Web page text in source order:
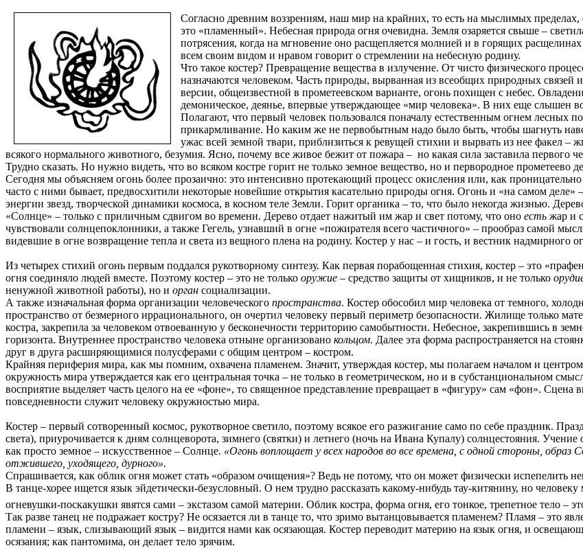
Согласно древним воззрениям, наш мир на крайних, то есть на мыслимых
это «пламенный». Небесная природа огня очевидна. Земля озаряется свыше –
потрясения, когда на мгновение оно расщепляется молнией и в горящих
всем своим видом и нравом говорит о стремлении на небесную родину.
Что такое костер? Превращение вещества в излучение. От чисто физического
назначаются человеком. Часть природы, вырванная из всеобщих природных
версии, общеизвестной в прометеевском варианте, огонь похищен с небес.
демоническое, деянье, впервые утверждающее «мир человека». В них еще слышен
Полагают, что первый человек пользовался поначалу естественным огнем лесных
прикармливание. Но каким же не первобытным надо было быть, чтобы шагнуть
ужас всей земной твари, приблизиться к ревущей стихии и вырвать из нее факел –
всякого нормального животного, безумия. Ясно, почему все живое бежит от пожара – но какая сила заставила первого
Трудно сказать. Но нужно видеть, что во всяком костре горит не только земное вещество, но и первородное прометеево
Сегодня мы объясняем огонь более прозаично: это интенсивно протекающий процесс окисления или, как
часто с ними бывает, предвосхитили некоторые новейшие открытия касательно природы огня. Огонь и «на самом деле»
энергии звезд, творческой динамики космоса, в косном теле Земли. Горит органика – то, что было некогда жизнью.
«Солнце» – только с приличным сдвигом во времени. Дерево отдает нажитый им жар и свет потому, что оно есть жар и
чувствовали солнцепоклонники, а также Гегель, узнавший в огне «пожирателя всего частичного» – прообраз самой
видевшие в огне возвращение тепла и света из вещного плена на родину. Костер у нас – и гость, и вестник
Из четырех стихий огонь первым поддался рукотворному синтезу. Как первая порабощенная стихия, костер – это
огня соединяло людей вместе. Поэтому костер – это не только оружие – средство защиты от хищников, и не только
ненужной животной работы), но и орган социализации.
А также изначальная форма организации человеческого пространства. Костер обособил мир человека от темного,
пространство от безмерного иррационального, он очертил человеку первый периметр безопасности. Жилище только
костра, закрепила за человеком отвоеванную у бесконечности территорию самобытности. Небесное, закрепившись в
горизонта. Внутреннее пространство человека отныне организовано кольцом. Далее эта форма распространяется на
друг в друга расширяющимися полусферами с общим центром – костром.
Крайняя периферия мира, как мы помним, охвачена пламенем. Значит, утверждая костер, мы полагаем началом и
окружность мира утверждается как его центральная точка – не только в геометрическом, но и в субстанциональном
восприятие выделяет часть целого на ее «фоне», то священное представление превращает в «фигуру» сам «фон». Сцена
повседневности служит человеку окружностью мира.
Костер – первый сотворенный космос, рукотворное светило, поэтому всякое его разжигание само по себе праздник.
света), приурочивается к дням солнцеворота, зимнего (святки) и летнего (ночь на Ивана Купалу) солнцестояния.
как просто земное – искусственное – Солнце. «Огонь воплощает у всех народов во все времена, с одной стороны, образ
отжившего, уходящего, дурного».
Спрашивается, как облик огня может стать «образом очищения»? Ведь не потому, что он может физически испепелить
В танце-хорее ищется язык эйдетически-безусловный. О нем трудно рассказать какому-нибудь тау-китянину, но
огневушки-поскакушки явятся сами – экстазом самой материи. Облик костра, форма огня, его тонкое, трепетное тело –
Так разве танец не подражает костру? Не осязается ли в танце то, что зримо вытанцовывается пламенем? Пламя – это
пламени – язык, слизывающий язык – видится нами как осязающая. Костер переводит материю на язык огня, и
осязания; как пантомима, он делает тело зрячим.